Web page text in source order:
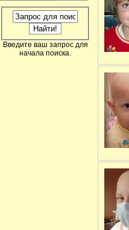
Введите ваш запрос для
начала поиска.